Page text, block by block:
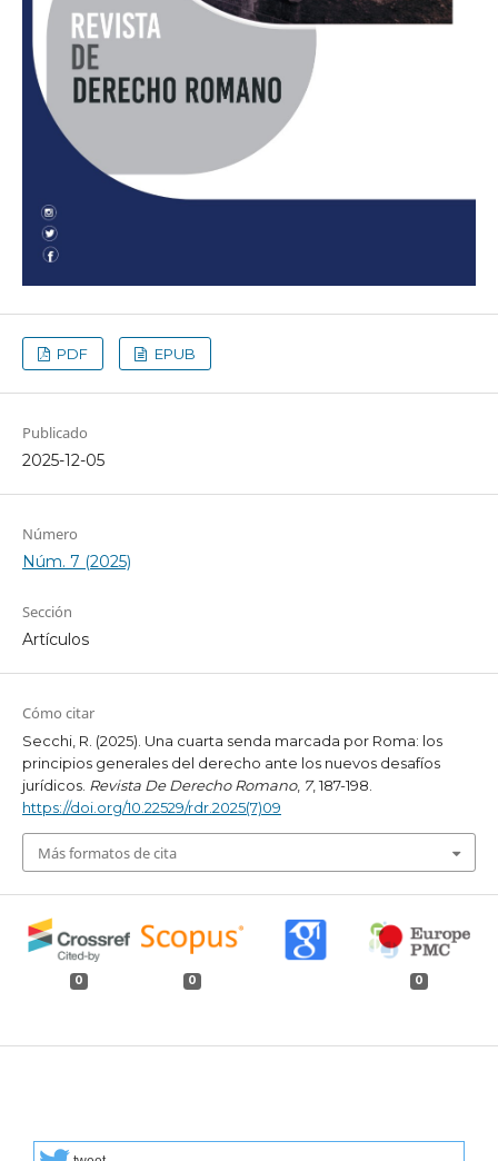
PDF EPUB
Publicado
2025-12-05
Número
Núm. 7 (2025)
Sección
Artículos
Cómo citar
Secchi, R. (2025). Una cuarta senda marcada por Roma: los
principios generales del derecho ante los nuevos desafíos
jurídicos. Revista De Derecho Romano, 7, 187-198.
https://doi.org/10.22529/rdr.2025(7)09
Más formatos de cita
0 0 0